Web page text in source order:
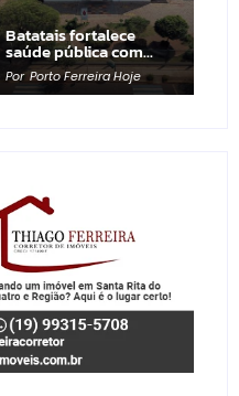
Batatais fortalece
saúde pública com…
Por Porto Ferreira Hoje